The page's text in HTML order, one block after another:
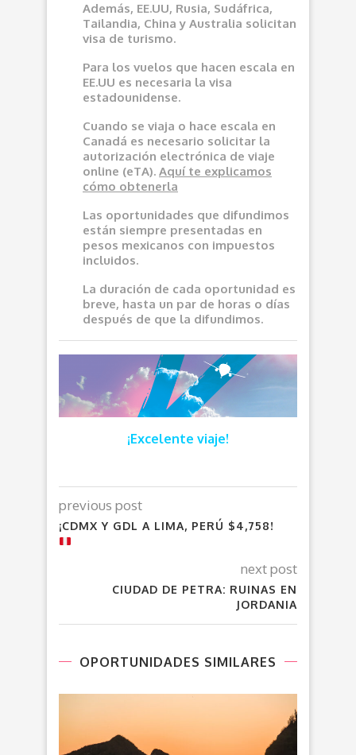
Además, EE.UU, Rusia, Sudáfrica,
Tailandia, China y Australia solicitan
visa de turismo.
Para los vuelos que hacen escala en
EE.UU es necesaria la visa
estadounidense.
Cuando se viaja o hace escala en
Canadá es necesario solicitar la
autorización electrónica de viaje
online (eTA). Aquí te explicamos
cómo obtenerla
Las oportunidades que difundimos
están siempre presentadas en
pesos mexicanos con impuestos
incluidos.
La duración de cada oportunidad es
breve, hasta un par de horas o días
después de que la difundimos.
¡Excelente viaje!
previous post
¡CDMX Y GDL A LIMA, PERÚ $4,758!
next post
CIUDAD DE PETRA: RUINAS EN
JORDANIA
OPORTUNIDADES SIMILARES